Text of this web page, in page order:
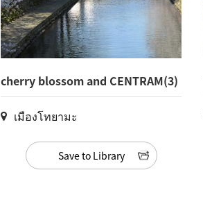
cherry blossom and CENTRAM(3)
เมืองโทยามะ
Save to Library